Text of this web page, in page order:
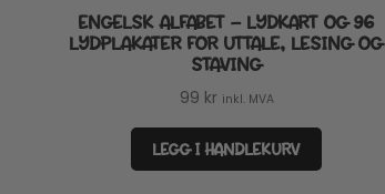
ENGELSK ALFABET – LYDKART OG 96
LYDPLAKATER FOR UTTALE, LESING OG
STAVING
99 kr inkl. MVA
LEGG I HANDLEKURV